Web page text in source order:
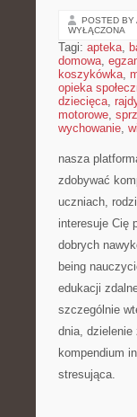
POSTED BY
WYŁĄCZONA
Tagi: apteka,
domowa,
koszykówka,
opieka
dziecięca,
motorowe,
wychowanie,
nasza
zdobywać
uczniach,
interesuje Cię
dobrych
being
edukacji
szczególnie
dnia, dzielenie
kompendium
stresująca.